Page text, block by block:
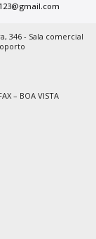
346 - Sala comercial
– BOA VISTA